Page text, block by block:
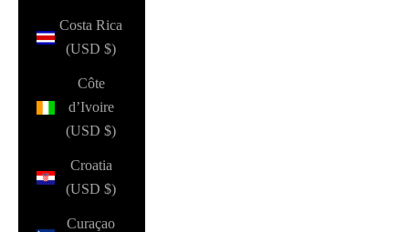
Costa Rica
(USD $)
Côte
d’Ivoire
(USD $)
Croatia
(USD $)
Curaçao